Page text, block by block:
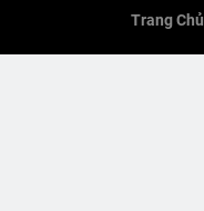
Trang Chủ